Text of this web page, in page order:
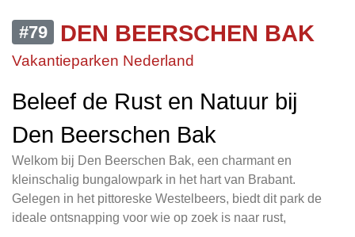
#79 DEN BEERSCHEN BAK
Vakantieparken Nederland
Beleef de Rust en Natuur bij
Den Beerschen Bak
Welkom bij Den Beerschen Bak, een charmant en
kleinschalig bungalowpark in het hart van Brabant.
Gelegen in het pittoreske Westelbeers, biedt dit park de
ideale ontsnapping voor wie op zoek is naar rust,